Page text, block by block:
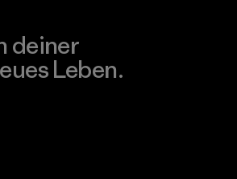
deiner
Leben.